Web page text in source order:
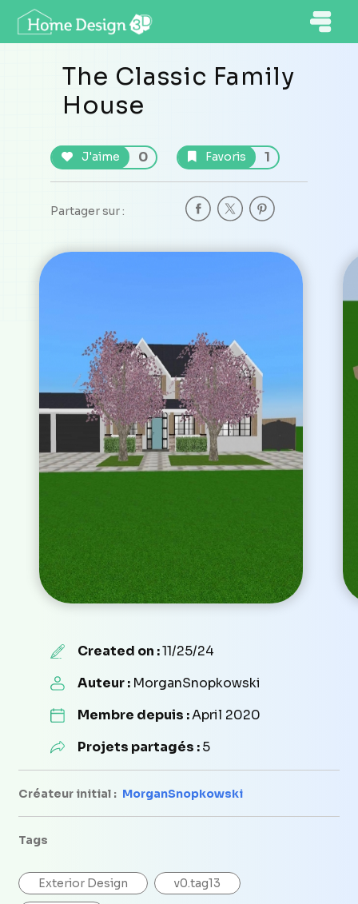
The Classic Family
House
J'aime 0 Favoris 1
Partager sur :
Created on :11/25/24
Auteur : MorganSnopkowski
Membre depuis :April 2020
Projets partagés :5
Créateur initial : MorganSnopkowski
Tags
Exterior Design v0.tag13